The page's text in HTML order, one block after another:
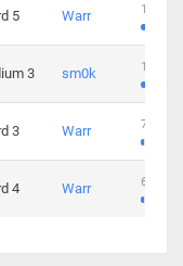
5 Warr 115
3 sm0k 115
3 Warr 76
4 Warr 63